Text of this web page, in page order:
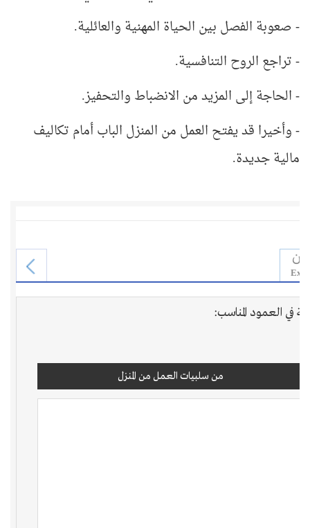
- صعوبة الفصل بين الحياة المهنية والعائلية.
- تراجع الروح التنافسية.
- الحاجة إلى المزيد من الانضباط والتحفيز.
- وأخيرا قد يفتح العمل من المنزل الباب أمام تكاليف
مالية جديدة.